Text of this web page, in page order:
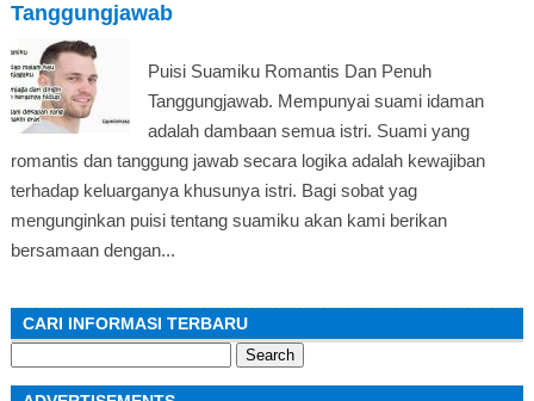
Tanggungjawab
Puisi Suamiku Romantis Dan Penuh
Tanggungjawab. Mempunyai suami idaman
adalah dambaan semua istri. Suami yang
romantis dan tanggung jawab secara logika adalah kewajiban
terhadap keluarganya khusunya istri. Bagi sobat yag
mengunginkan puisi tentang suamiku akan kami berikan
bersamaan dengan...
CARI INFORMASI TERBARU
for: